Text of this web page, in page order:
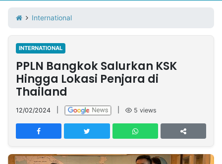
Iklan
Berita
Kami
Nasional
International
Olahraga
Entertainment
Daerah
Pariwisata
Kuliner
Kolom
Network
PT
TREETAN
INDONESIA
International
INTERNATIONAL
PPLN Bangkok Salurkan KSK
Hingga Lokasi Penjara di
Thailand
12/02/2024 5 views